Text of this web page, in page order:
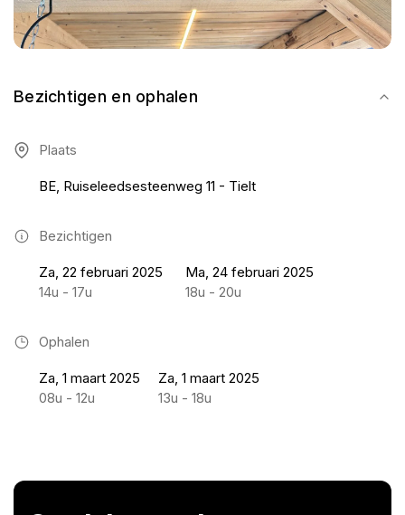
Bezichtigen en ophalen
Plaats
BE, Ruiseleedsesteenweg 11 - Tielt
Bezichtigen
Za, 22 februari 2025
14u - 17u
Ma, 24 februari 2025
18u - 20u
Ophalen
Za, 1 maart 2025
08u - 12u
Za, 1 maart 2025
13u - 18u